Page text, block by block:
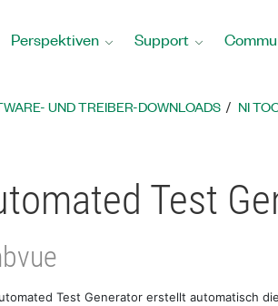
Perspektiven Support
UND TREIBER-DOWNLOADS NI
Test
Test Generator erstellt automatisch